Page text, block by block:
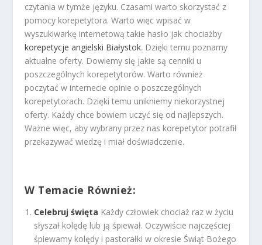
czytania w tymże języku. Czasami warto skorzystać z
pomocy korepetytora. Warto więc wpisać w
wyszukiwarkę internetową takie hasło jak chociażby
korepetycje angielski Białystok. Dzięki temu poznamy
aktualne oferty. Dowiemy się jakie są cenniki u
poszczególnych korepetytorów. Warto również
poczytać w internecie opinie o poszczególnych
korepetytorach. Dzięki temu unikniemy niekorzystnej
oferty. Każdy chce bowiem uczyć się od najlepszych.
Ważne więc, aby wybrany przez nas korepetytor potrafił
przekazywać wiedzę i miał doświadczenie.
W Temacie Również:
Celebruj święta Każdy człowiek chociaż raz w życiu
słyszał kolędę lub ją śpiewał. Oczywiście najczęściej
śpiewamy kolędy i pastorałki w okresie Świąt Bożego